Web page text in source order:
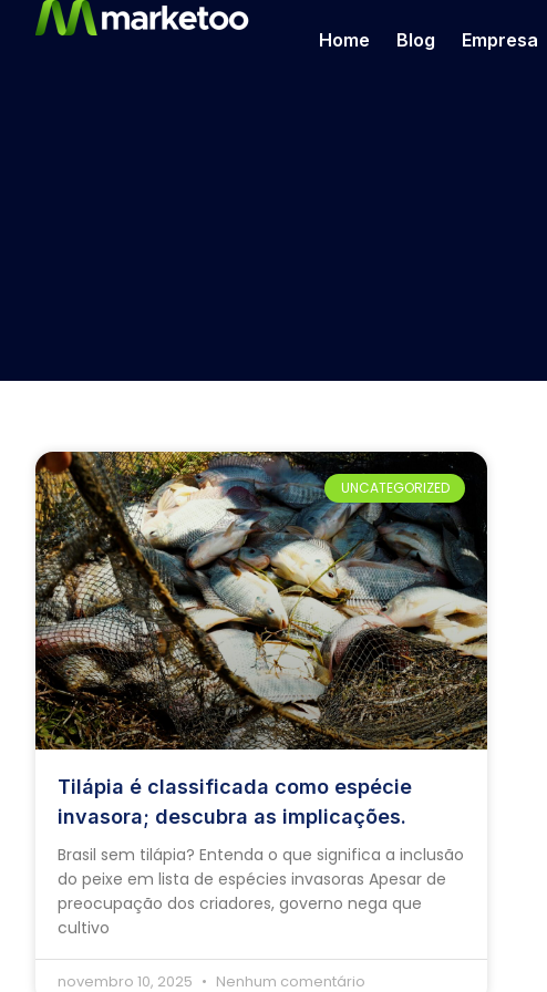
Home Blog Empresa
UNCATEGORIZED
Tilápia é classificada como espécie
invasora; descubra as implicações.
Brasil sem tilápia? Entenda o que significa a inclusão
do peixe em lista de espécies invasoras Apesar de
preocupação dos criadores, governo nega que
cultivo
novembro 10, 2025 Nenhum comentário